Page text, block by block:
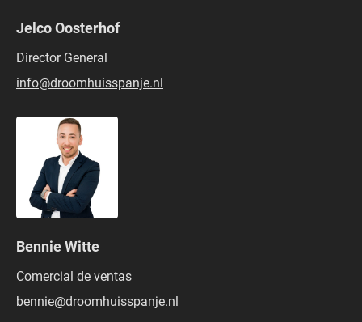
Jelco Oosterhof
Director General
info@droomhuisspanje.nl
Bennie Witte
Comercial de ventas
bennie@droomhuisspanje.nl